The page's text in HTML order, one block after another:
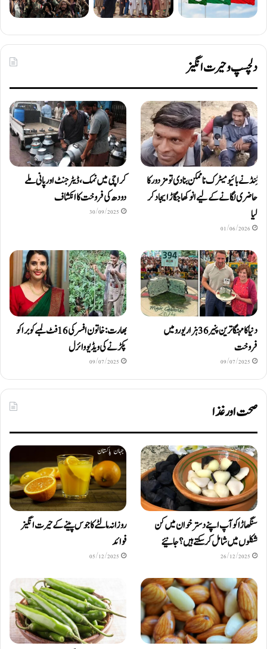
دلچسپ و حیرت انگیز
ٹِنڈ نے بائیومیٹرک ناممکن بنا دی تو مزدور کا
حاضری لگانے کے لیے انوکھا جگاڑ ایجاد کر
لیا
01/06/2026
کراچی میں نمک، ڈیٹرجنٹ اور پانی ملے
دودھ کی فروخت کا انکشاف
30/09/2025
دنیا کا مہنگا ترین پنیر 36 ہزار یورو میں
فروخت
09/07/2025
بھارت: خاتون افسر کی 16 فٹ لمبے کوبرا کو
پکڑنے کی ویڈیو وائرل
09/07/2025
صحت اور غذا
سنگھاڑا کو آپ اپنے دستر خوان میں کن
شکلوں میں شامل کرسکتے ہیں ؟ جانیئے
26/12/2025
روزانہ مالٹے کا جوس پینے کے حیرت انگیز
فوائد
05/12/2025